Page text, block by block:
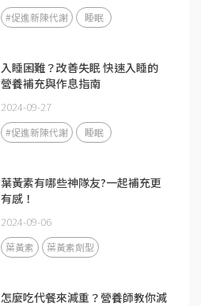
#促進新陳代謝 睡眠
入睡困難？改善失眠 快速入睡的
營養補充與作息指南
2024-09-27
#促進新陳代謝 睡眠
葉黃素有哪些神隊友?一起補充更
有感！
2024-09-06
葉黃素 葉黃素劑型
怎麼吃代餐來減重？營養師教你減